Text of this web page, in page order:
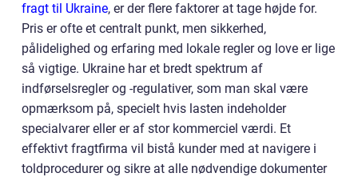
fragt til Ukraine, er der flere faktorer at tage højde for.
Pris er ofte et centralt punkt, men sikkerhed,
pålidelighed og erfaring med lokale regler og love er lige
så vigtige. Ukraine har et bredt spektrum af
indførselsregler og -regulativer, som man skal være
opmærksom på, specielt hvis lasten indeholder
specialvarer eller er af stor kommerciel værdi. Et
effektivt fragtfirma vil bistå kunder med at navigere i
toldprocedurer og sikre at alle nødvendige dokumenter